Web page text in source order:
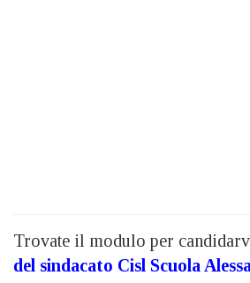
Trovate il modulo per
del sindacato Cisl Scuola